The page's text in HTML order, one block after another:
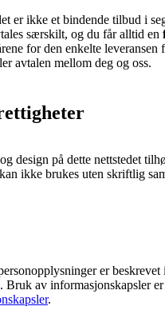
er ikke et bindende tilbud i
særskilt, og du får alltid en
for den enkelte leveransen
avtalen mellom deg og oss.
design på dette nettstedet
ikke brukes uten skriftlig
er beskrevet i
. Bruk av informasjonskapsler
.